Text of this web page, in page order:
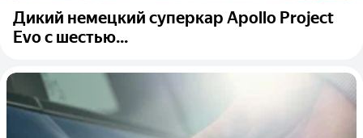
Дикий немецкий суперкар Apollo Project
Evo с шестью...